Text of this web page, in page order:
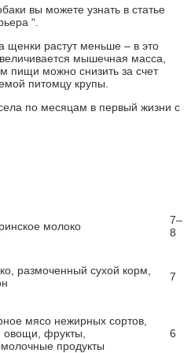
вы можете узнать в статье
“.
щенки растут меньше – в это
мышечная масса,
пищи можно снизить за счет
питомцу крупы.
по месяцам в первый жизни с
молоко
7–
8
размоченный сухой корм,
7
мясо нежирных сортов,
овощи, фрукты,
продукты
6